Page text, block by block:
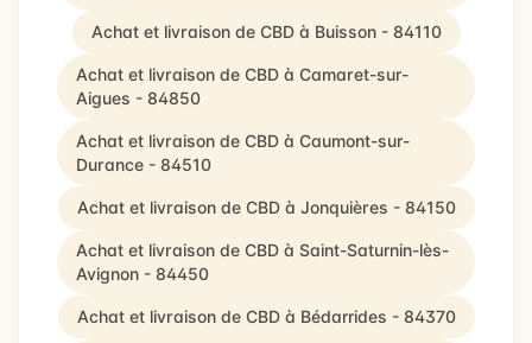
Achat et livraison de CBD à Buisson - 84110
Achat et livraison de CBD à Camaret-sur-
Aigues - 84850
Achat et livraison de CBD à Caumont-sur-
Durance - 84510
Achat et livraison de CBD à Jonquières - 84150
Achat et livraison de CBD à Saint-Saturnin-lès-
Avignon - 84450
Achat et livraison de CBD à Bédarrides - 84370